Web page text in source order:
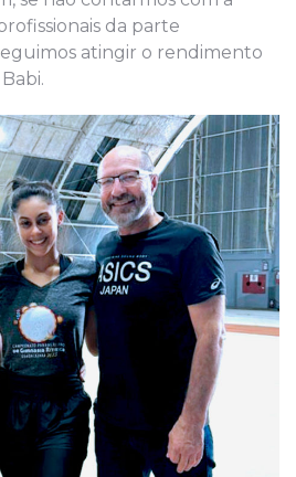
da parte
atingir o rendimento